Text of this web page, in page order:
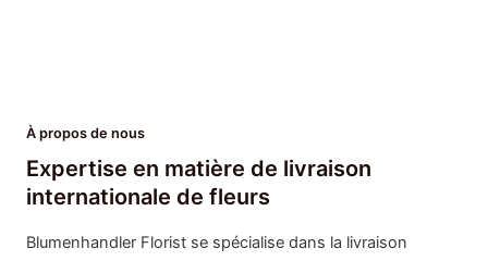
À propos de nous
Expertise en matière de livraison
internationale de fleurs
Blumenhandler Florist se spécialise dans la livraison